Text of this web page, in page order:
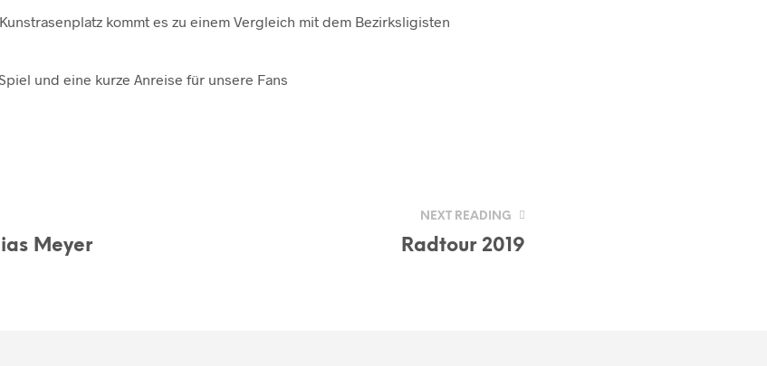
kommt es zu einem Vergleich mit dem Bezirksligisten
und eine kurze Anreise für unsere Fans
Meyer
NEXT READING
Radtour 2019